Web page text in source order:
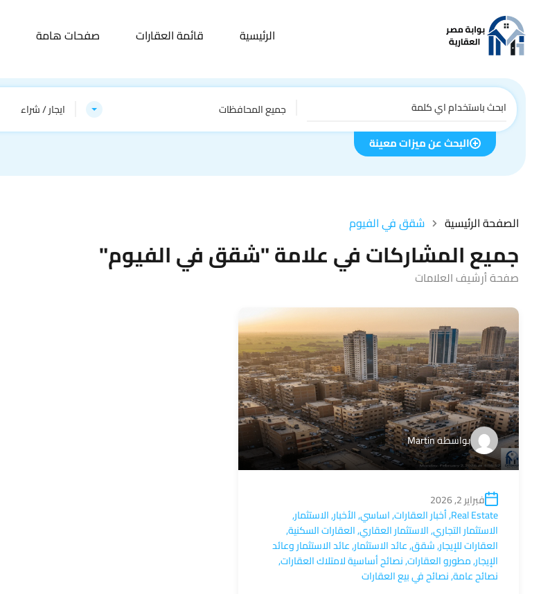
الرئيسية قائمة العقارات صفحات هامة
جميع المحافظات ايجار / شراء
البحث عن ميزات معينة
الصفحة الرئيسية شقق في الفيوم
جميع المشاركات في علامة "شقق في الفيوم"
صفحة أرشيف العلامات
بواسطةMartin
فبراير 2, 2026
Real Estate
,أخبار العقارات,اساسي,الأخبار,الاستثمار,
الاستثمار التجاري,الاستثمار العقاري,العقارات السكنية,
العقارات للإيجار,شقق,عائد الاستثمار,عائد الاستثمار وعائد
الإيجار,مطورو العقارات,نصائح أساسية لامتلاك العقارات,
نصائح عامة,نصائح في بيع العقارات